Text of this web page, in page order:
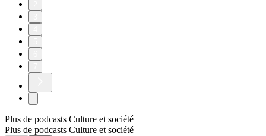
Plus de podcasts Culture et société
Plus de podcasts Culture et société